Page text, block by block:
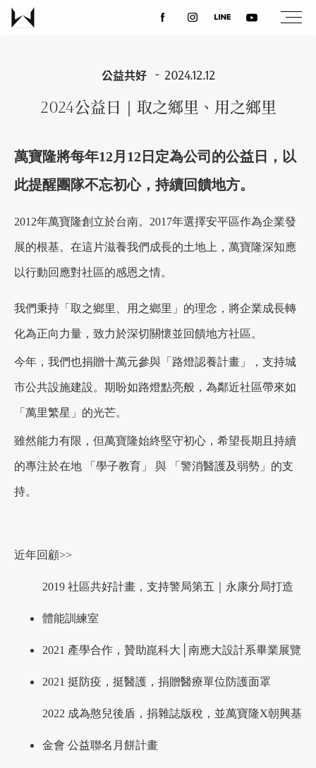
最新消息
設計案例
聯絡我們
加盟徵才
公益共好 2024.12.12
2024公益日｜取之鄉里、用之鄉里
萬寶隆將每年12月12日定為公司的公益日，以
此提醒團隊不忘初心，持續回饋地方。
2012年萬寶隆創立於台南。2017年選擇安平區作為企業發
展的根基。在這片滋養我們成長的土地上，萬寶隆深知應
以行動回應對社區的感恩之情。
我們秉持「取之鄉里、用之鄉里」的理念，將企業成長轉
化為正向力量，致力於深切關懷並回饋地方社區。
今年，我們也捐贈十萬元參與「路燈認養計畫」，支持城
市公共設施建設。期盼如路燈點亮般，為鄰近社區帶來如
「萬里繁星」的光芒。
雖然能力有限，但萬寶隆始終堅守初心，希望長期且持續
的專注於在地 「學子教育」 與 「警消醫護及弱勢」的支
持。
近年回顧>>
2019 社區共好計畫，支持警局第五｜永康分局打造
體能訓練室
2021 產學合作，贊助崑科大│南應大​設計系畢業展覽​
2021 挺防疫，挺醫護，捐贈醫療單位防護面罩
2022 成為憨兒後盾，捐雜誌版稅，並萬寶隆X朝興基
金會 公益聯名月餅計畫